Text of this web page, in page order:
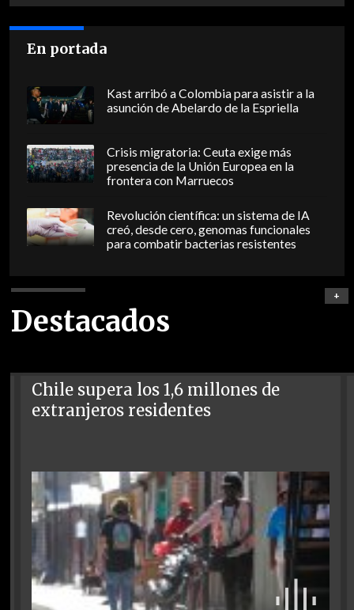
En portada
Kast arribó a Colombia para asistir a la
asunción de Abelardo de la Espriella
Crisis migratoria: Ceuta exige más
presencia de la Unión Europea en la
frontera con Marruecos
Revolución científica: un sistema de IA
creó, desde cero, genomas funcionales
para combatir bacterias resistentes
Destacados
+
Chile supera los 1,6 millones de
extranjeros residentes